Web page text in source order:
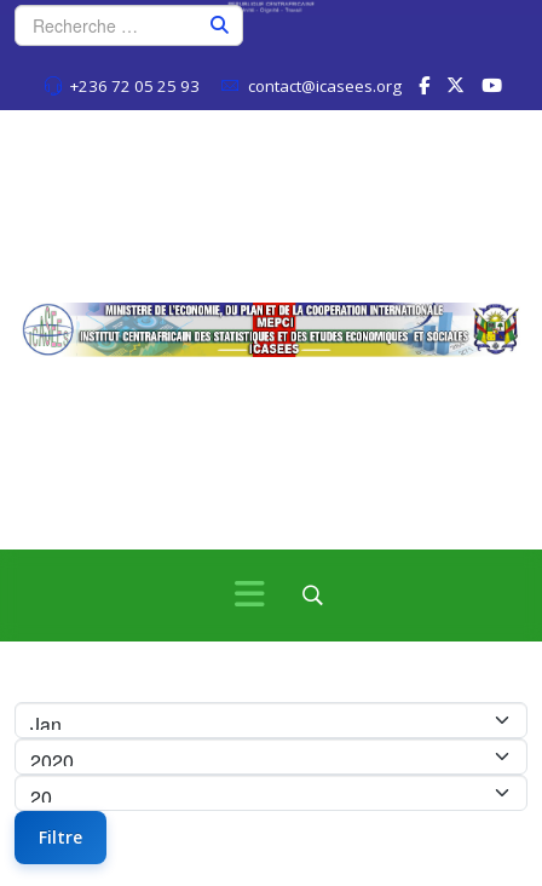
+236 72 05 25 93 contact@icasees.org
Filtre